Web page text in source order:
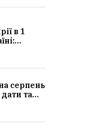
в 1
для
серпень
та